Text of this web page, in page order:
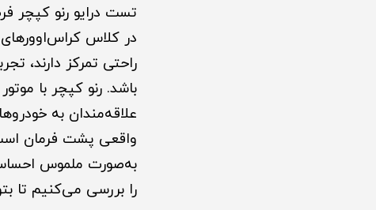
تست درایو رنو کپچر
در کلاس
راحتی تمرکز دارند،
باشد. رنو کپچر با
علاقه‌مندان به
واقعی پشت فرمان
به‌صورت ملموس احساس
را بررسی می‌کنیم تا